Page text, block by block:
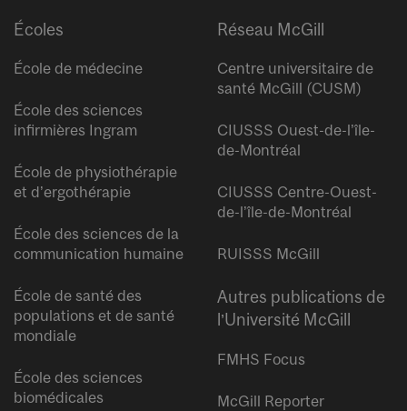
Écoles
École de médecine
École des sciences
infirmières Ingram
École de physiothérapie
et d’ergothérapie
École des sciences de la
communication humaine
École de santé des
populations et de santé
mondiale
École des sciences
biomédicales
Réseau McGill
Centre universitaire de
santé McGill (CUSM)
CIUSSS Ouest-de-l’île-
de-Montréal
CIUSSS Centre-Ouest-
de-l’île-de-Montréal
RUISSS McGill
Autres publications de
l’Université McGill
FMHS Focus
McGill Reporter